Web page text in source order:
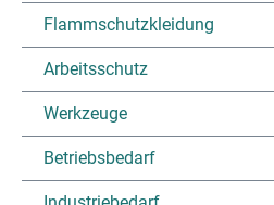
Flammschutzkleidung
Arbeitsschutz
Werkzeuge
Betriebsbedarf